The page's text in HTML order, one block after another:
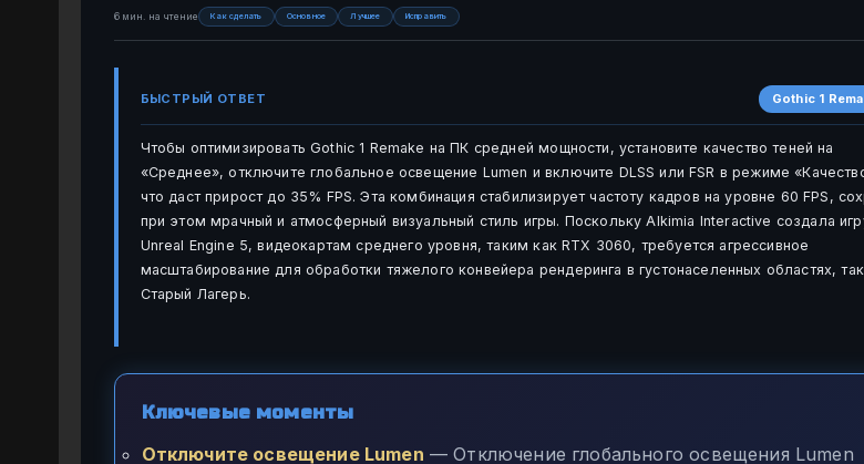
6 мин. на чтение Как сделать Основное Лучшее Исправить
БЫСТРЫЙ ОТВЕТ Gothic 1
Чтобы оптимизировать Gothic 1 Remake на ПК средней мощности, установите качество теней на
«Среднее», отключите глобальное освещение Lumen и включите DLSS или FSR в режиме
что даст прирост до 35% FPS. Эта комбинация стабилизирует частоту кадров на уровне 60 FPS,
при этом мрачный и атмосферный визуальный стиль игры. Поскольку Alkimia Interactive создала
Unreal Engine 5, видеокартам среднего уровня, таким как RTX 3060, требуется агрессивное
масштабирование для обработки тяжелого конвейера рендеринга в густонаселенных областях,
Старый Лагерь.
Ключевые моменты
Отключите освещение Lumen — Отключение глобального освещения Lumen